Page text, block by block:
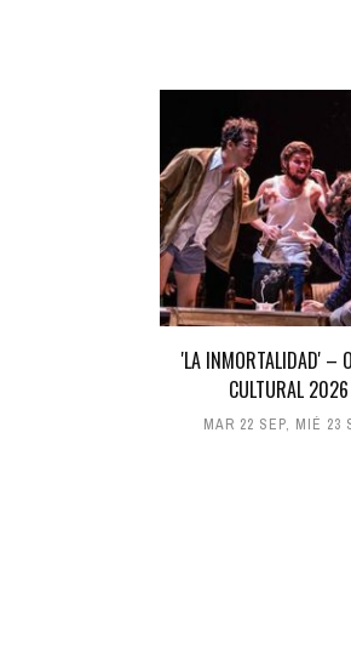
'LA INMORTALIDAD' –
CULTURAL 2026
MAR 22 SEP, MIÉ 23